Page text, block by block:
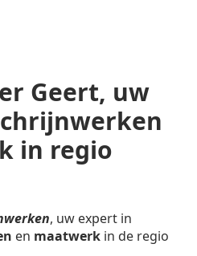
Geert, uw
in regio
, uw expert in
en maatwerk in de regio